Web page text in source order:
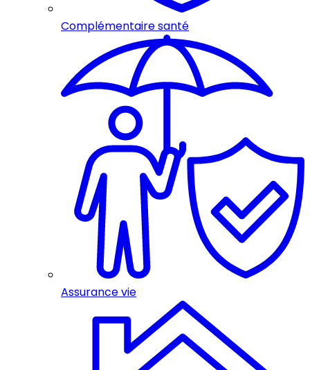
Complémentaire santé
Assurance vie